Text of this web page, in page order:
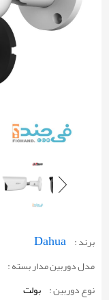
برند : Dahua
مدل دوربین مدار بسته :
نوع دوربین : بولت